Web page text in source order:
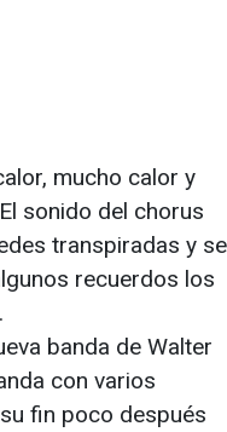
mucho calor y
sonido del chorus
transpiradas y se
recuerdos los
banda de Walter
con varios
fin poco después